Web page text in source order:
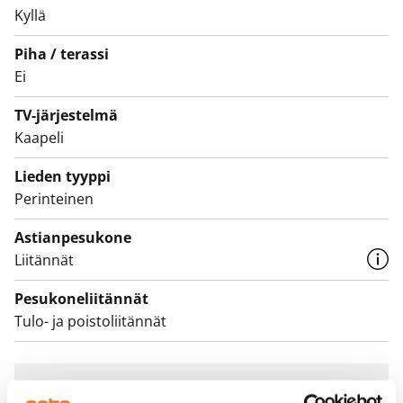
Talossa on hissi A, B ja C porraskäytävissä.
Kyllä
Piha / terassi
Ei
TV-järjestelmä
Kaapeli
Lieden tyyppi
Perinteinen
Astianpesukone
Liitännät
Pesukoneliitännät
Tulo- ja poistoliitännät
Sopimus ja maksut